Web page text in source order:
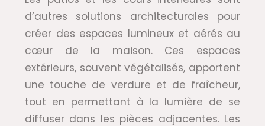
d’autres solutions architecturales pour
créer des espaces lumineux et aérés au
cœur de la maison. Ces espaces
extérieurs, souvent végétalisés, apportent
une touche de verdure et de fraîcheur,
tout en permettant à la lumière de se
diffuser dans les pièces adjacentes. Les